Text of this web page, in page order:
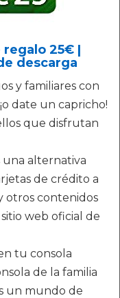
25€ |
descarga
y familiares con
date un capricho!
que disfrutan
una alternativa
de crédito a
otros contenidos
web oficial de
tu consola
de la familia
un mundo de